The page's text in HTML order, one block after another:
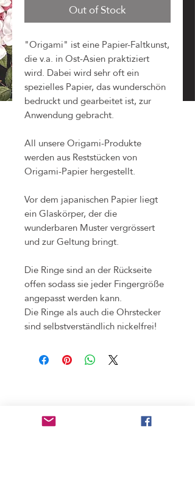
Out of Stock
"Origami" ist eine Papier-Faltkunst,
die v.a. in Ost-Asien praktiziert
wird. Dabei wird sehr oft ein
spezielles Papier, das wunderschön
bedruckt und gearbeitet ist, zur
Anwendung gebracht.
All unsere Origami-Produkte
werden aus Reststücken von
Origami-Papier hergestellt.
Vor dem japanischen Papier liegt
ein Glaskörper, der die
wunderbaren Muster vergrössert
und zur Geltung bringt.
Die Ringe sind an der Rückseite
offen sodass sie jeder Fingergröße
angepasst werden kann.
Die Ringe als auch die Ohrstecker
sind selbstverständlich nickelfrei!